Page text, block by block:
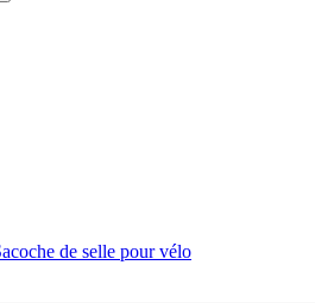
de selle pour vélo